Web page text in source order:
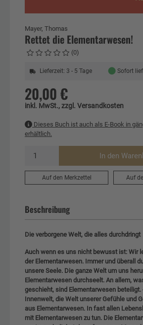
Mayer, Thomas
Rettet die Elementarwesen!
(0)
Lieferzeit: 3 - 5 Tage ● Sofort
20,00 €
inkl. MwSt., zzgl. Versandkosten
Dieses Buch ist auch als E-Book in
erhältlich.
In den
Auf den Merkzettel Auf
Beschreibung
Die verborgene Welt, die alles durchdringt
Auch wenn es uns nicht bewusst ist: Wir
der Elementarwesen. Immer und überall
unsere Seele. Die ganze Welt um uns
Elementarwesen durchseelt. An allem,
geschieht, sind Elementarwesen beteiligt.
Innenwelt, die Welt unserer Gefühle und
aus Elementarwesen. In fast allen
mit Elementarwesen zu tun. Die